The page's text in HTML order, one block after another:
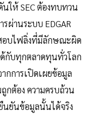
ให้ SEC ต้องทบทวน
ผ่านระบบ EDGAR
สอบไฟลิ่งที่มีลักษณะผิด
กับทุกตลาดทุนทั่วโลก
กการเปิดเผยข้อมูล
กต้อง ความครบถ้วน
นยันข้อมูลนั้นได้จริง